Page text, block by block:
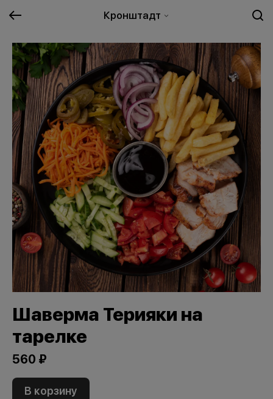
Кронштадт
Шаверма Терияки на
тарелке
560 ₽
В корзину